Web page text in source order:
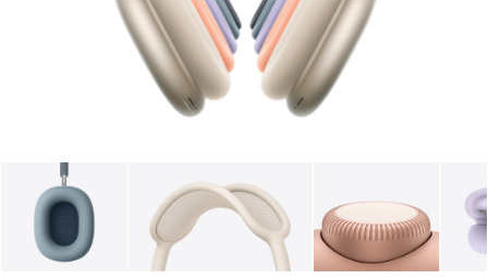
图库 1 图库 图像 图库 图像